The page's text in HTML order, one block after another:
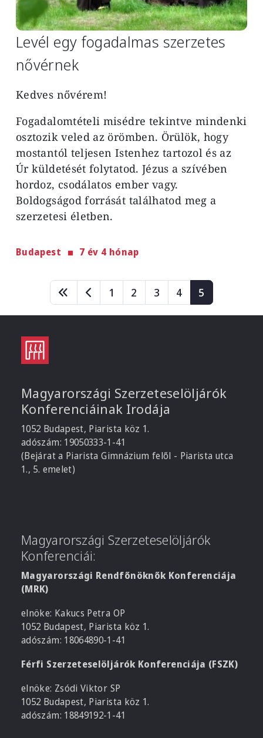
Levél egy fogadalmas szerzetes
nővérnek
Kedves nővérem!
Fogadalomtételi misédre tekintve mindenki
osztozik veled az örömben. Örülök, hogy
mostantól teljesen Istenhez tartozol és az
Úr küldetését folytatod. Jézus a szívében
hordoz, csodálatos ember vagy.
Boldogságod forrását találhatod meg a
szerzetesi életben.
Budapest 7 év 4 hónap
Oldalszámozás Page
1 Page
2 Page
3 Page
4 Page
5
Magyarországi Szerzeteselöljárók
Konferenciáinak Irodája
1052 Budapest, Piarista köz 1.
adószám: 19050333-1-41
(Bejárat a Piarista Gimnázium felől - Piarista utca
1., 5. emelet)
Magyarországi Szerzeteselöljárók
Konferenciái:
Magyarországi Rendfőnöknők Konferenciája
(MRK)
elnöke: Kakucs Petra OP
1052 Budapest, Piarista köz 1.
adószám: 18064890-1-41
Férfi Szerzeteselöljárók Konferenciája (FSZK)
elnöke: Zsódi Viktor SP
1052 Budapest, Piarista köz 1.
adószám: 18849192-1-41